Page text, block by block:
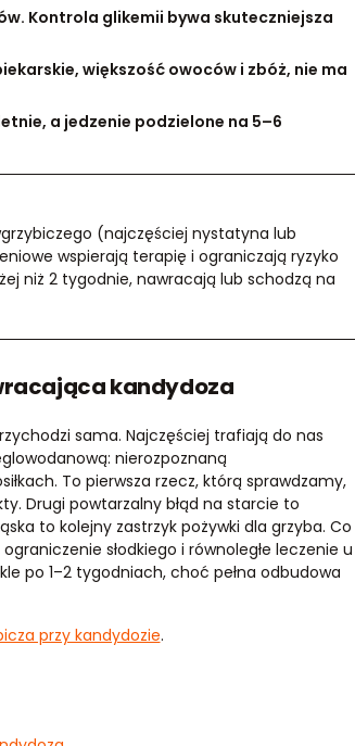
Kontrola glikemii bywa skuteczniejsza
większość owoców i zbóż, nie ma
a jedzenie podzielone na 5–6
(najczęściej nystatyna lub
wspierają terapię i ograniczają ryzyko
niż 2 tygodnie, nawracają lub schodzą na
kandydoza
sama. Najczęściej trafiają do nas
nierozpoznaną
To pierwsza rzecz, którą sprawdzamy,
Drugi powtarzalny błąd na starcie to
to kolejny zastrzyk pożywki dla grzyba. Co
słodkiego i równoległe leczenie u
po 1–2 tygodniach, choć pełna odbudowa
przy kandydozie.